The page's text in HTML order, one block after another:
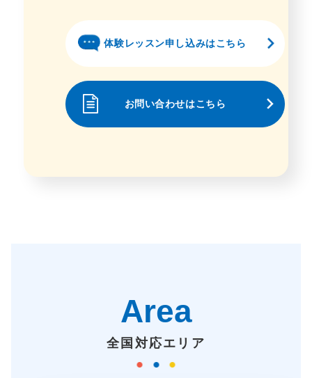
体験レッスン申し込みはこちら
お問い合わせはこちら
Area
全国対応エリア